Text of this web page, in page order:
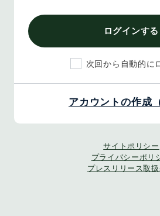
ログインする
次回から自動的に
アカウントの作成
サイトポリシー
プライバシーポリ
プレスリリース取